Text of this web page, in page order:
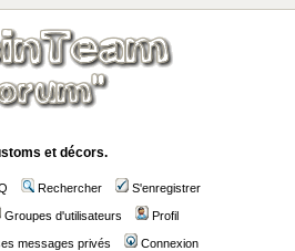
et décors.
Rechercher S'enregistrer
Groupes d'utilisateurs Profil
messages privés
Connexion